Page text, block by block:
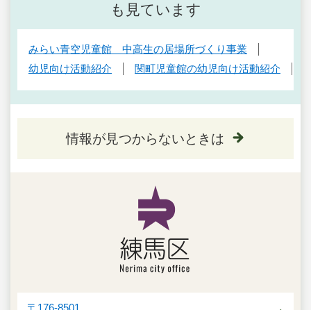
も見ています
みらい青空児童館 中高生の居場所づくり事業
幼児向け活動紹介
関町児童館の幼児向け活動紹介
情報が見つからないときは
〒176-8501